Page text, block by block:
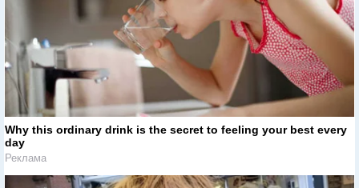
Why this ordinary drink is the secret to feeling your best every
day
Реклама